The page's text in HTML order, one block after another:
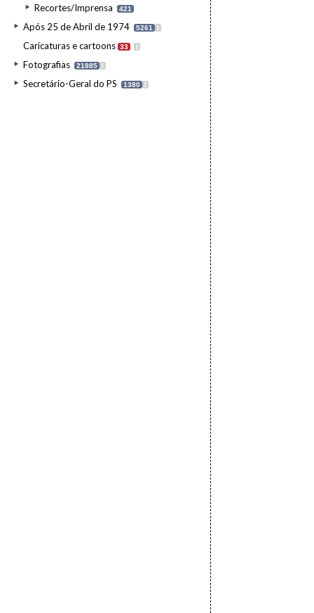
Recortes/Imprensa 421
Após 25 de Abril de 1974 5261 I
Caricaturas e cartoons 33 I
Fotografias 21885 I
Secretário-Geral do PS 1380 I